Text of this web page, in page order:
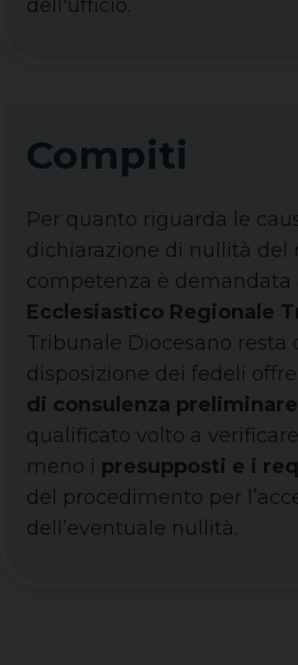
dell'ufficio.
Compiti
Per quanto riguarda le
dichiarazione di nullità del
competenza è demandata
Ecclesiastico Regionale
Tribunale Diocesano resta
disposizione dei fedeli
di consulenza preliminare
qualificato volto a
meno i presupposti e i
del procedimento per
dell’eventuale nullità.